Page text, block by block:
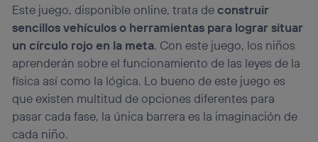
Este juego, disponible online, trata deconstruir
sencillos vehículos o herramientas para lograr situar
un círculo rojo en la meta. Con este juego, los niños
aprenderán sobre el funcionamiento de las leyes de la
física así como la lógica. Lo bueno de este juego es
que existen multitud de opciones diferentes para
pasar cada fase, la única barrera es la imaginación de
cada niño.